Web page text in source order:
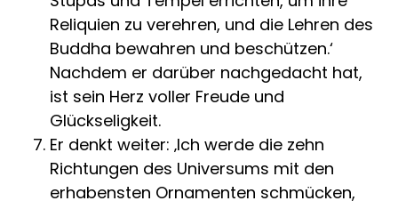
Reliquien zu verehren, und die Lehren des
Buddha bewahren und beschützen.‘
Nachdem er darüber nachgedacht hat,
ist sein Herz voller Freude und
Glückseligkeit.
Er denkt weiter: ‚Ich werde die zehn
Richtungen des Universums mit den
erhabensten Ornamenten schmücken,